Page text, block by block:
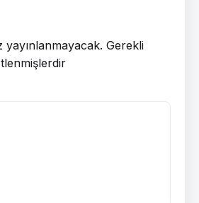
yayınlanmayacak. Gerekli